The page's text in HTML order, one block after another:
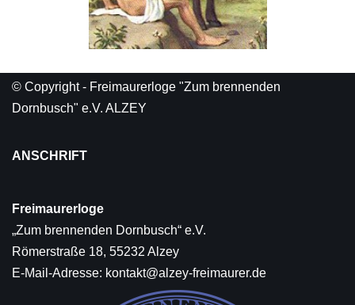
© Copyright - Freimaurerloge "Zum brennenden
Dornbusch" e.V. ALZEY
ANSCHRIFT
Freimaurerloge
„Zum brennenden Dornbusch“ e.V.
Römerstraße 18, 55232 Alzey
E-Mail-Adresse: kontakt@alzey-freimaurer.de